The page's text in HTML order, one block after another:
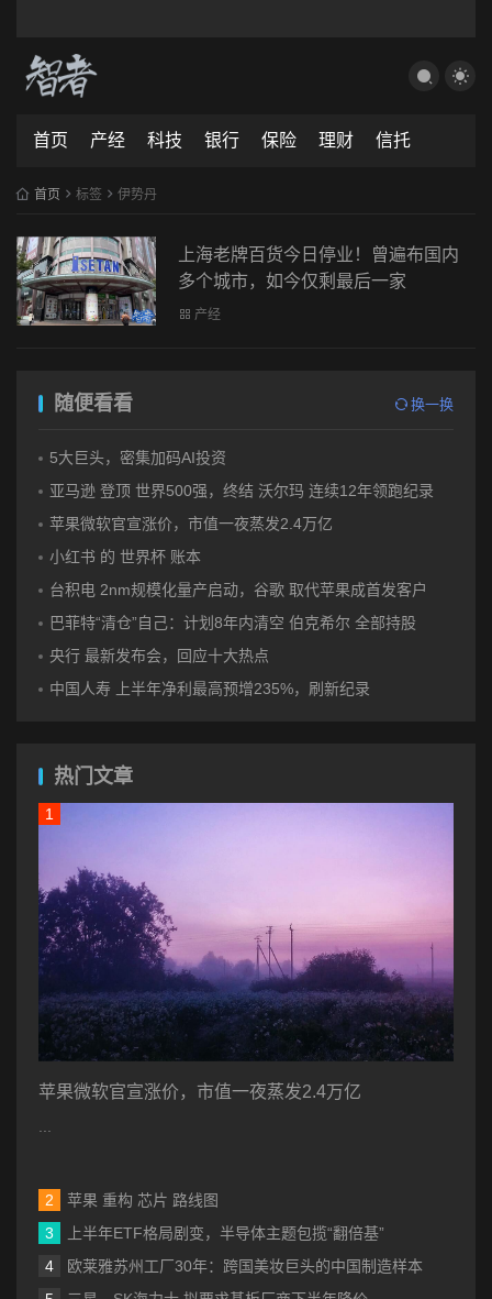
首页 产经 科技 银行 保险 理财 信托
首页 标签 伊势丹
上海老牌百货今日停业！曾遍布国内
多个城市，如今仅剩最后一家
产经
随便看看 换一换
5大巨头，密集加码AI投资
亚马逊 登顶 世界500强，终结 沃尔玛 连续12年领跑纪录
苹果微软官宣涨价，市值一夜蒸发2.4万亿
小红书 的 世界杯 账本
台积电 2nm规模化量产启动，谷歌 取代苹果成首发客户
巴菲特“清仓”自己：计划8年内清空 伯克希尔 全部持股
央行 最新发布会，回应十大热点
中国人寿 上半年净利最高预增235%，刷新纪录
热门文章
苹果微软官宣涨价，市值一夜蒸发2.4万亿
苹果 重构 芯片 路线图
上半年ETF格局剧变，半导体主题包揽“翻倍基”
欧莱雅苏州工厂30年：跨国美妆巨头的中国制造样本